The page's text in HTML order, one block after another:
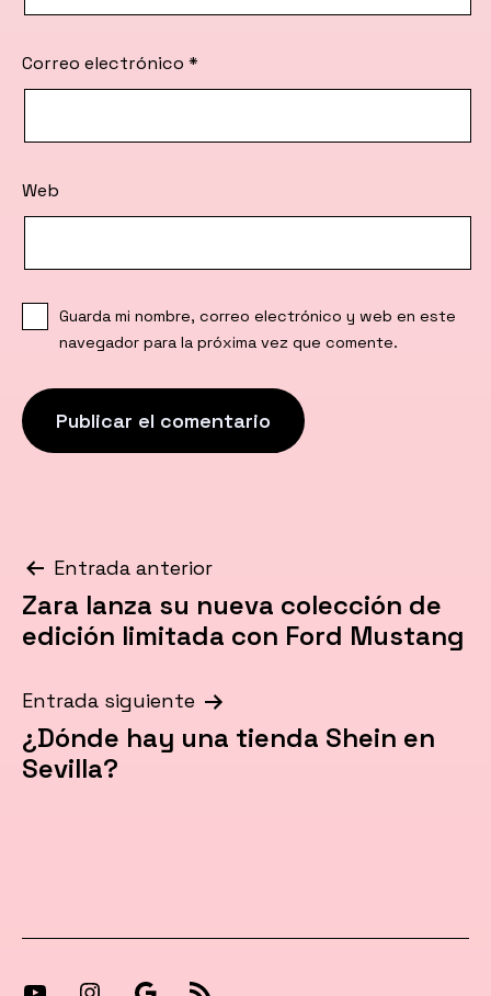
Correo electrónico *
Web
Guarda mi nombre, correo electrónico y web en este
navegador para la próxima vez que comente.
Navegación
de
Entrada anterior
Zara lanza su nueva colección de
edición limitada con Ford Mustang
Entrada siguiente
¿Dónde hay una tienda Shein en
Sevilla?
[27- [27- Síguenos